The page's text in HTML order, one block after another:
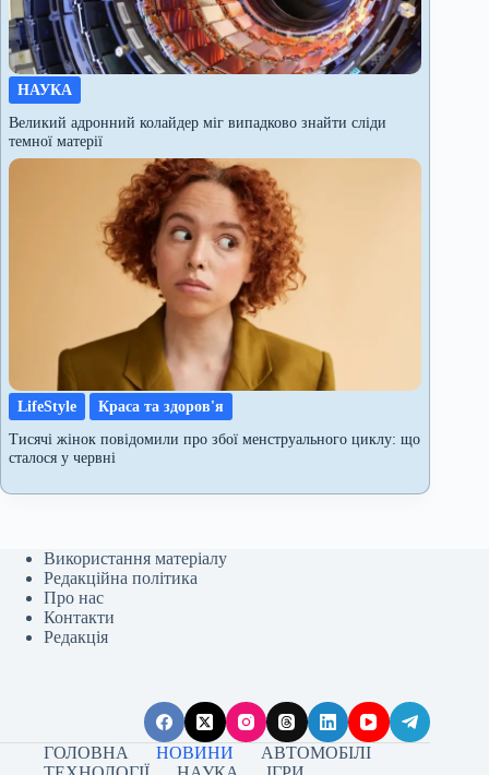
НАУКА
Великий адронний колайдер міг випадково знайти сліди
темної матерії
LifeStyle
Краса та здоров'я
Тисячі жінок повідомили про збої менструального циклу: що
сталося у червні
Використання матеріалу
Редакційна політика
Про нас
Контакти
Редакція
ГОЛОВНА НОВИНИ
АВТОМОБІЛІ